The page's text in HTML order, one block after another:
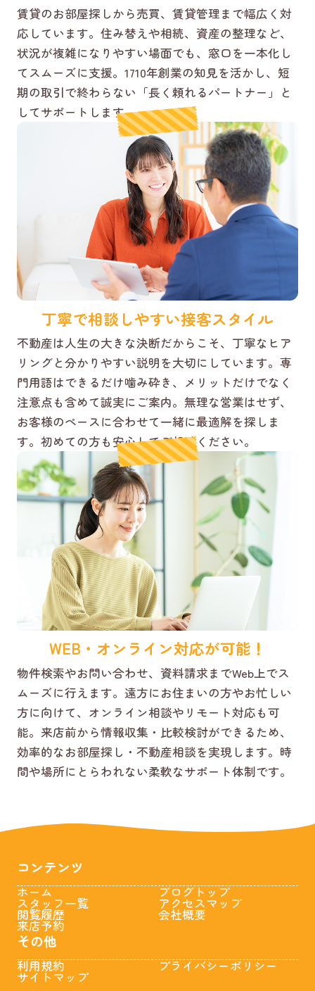
賃貸のお部屋探しから売買、賃貸管理まで幅広く対
応しています。住み替えや相続、資産の整理など、
状況が複雑になりやすい場面でも、窓口を一本化し
てスムーズに支援。1710年創業の知見を活かし、短
期の取引で終わらない「長く頼れるパートナー」と
してサポートします。
丁寧で相談しやすい接客スタイル
不動産は人生の大きな決断だからこそ、丁寧なヒア
リングと分かりやすい説明を大切にしています。専
門用語はできるだけ噛み砕き、メリットだけでなく
注意点も含めて誠実にご案内。無理な営業はせず、
お客様のペースに合わせて一緒に最適解を探しま
す。初めての方も安心してご相談ください。
WEB・オンライン対応が可能！
物件検索やお問い合わせ、資料請求までWeb上でス
ムーズに行えます。遠方にお住まいの方やお忙しい
方に向けて、オンライン相談やリモート対応も可
能。来店前から情報収集・比較検討ができるため、
効率的なお部屋探し・不動産相談を実現します。時
間や場所にとらわれない柔軟なサポート体制です。
コンテンツ
ホーム
スタッフ一覧
閲覧履歴
来店予約
ブログトップ
アクセスマップ
会社概要
その他
利用規約
サイトマップ
プライバシーポリシー